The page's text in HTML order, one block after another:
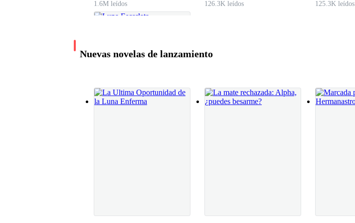
1.6M leídos
126.3K leídos
125.3K leídos
Nuevas novelas de lanzamiento